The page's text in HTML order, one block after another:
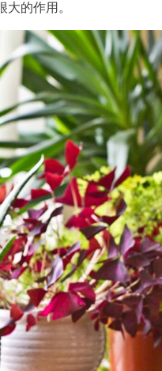
的作用。